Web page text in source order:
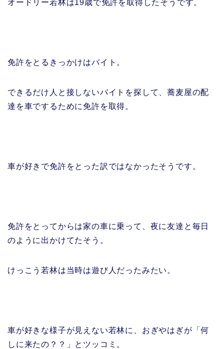
オードリー若林は19歳で免許を取得したそうです。
免許をとるきっかけはバイト。
できるだけ人と接しないバイトを探して、蕎麦屋の配
達を車でするために免許を取得。
車が好きで免許をとった訳ではなかったそうです。
免許をとってからは家の車に乗って、夜に友達と毎日
のように出かけてたそう。
けっこう若林は当時は遊び人だったみたい。
車が好きな様子が見えない若林に、おぎやはぎが「何
しに来たの？？」とツッコミ。